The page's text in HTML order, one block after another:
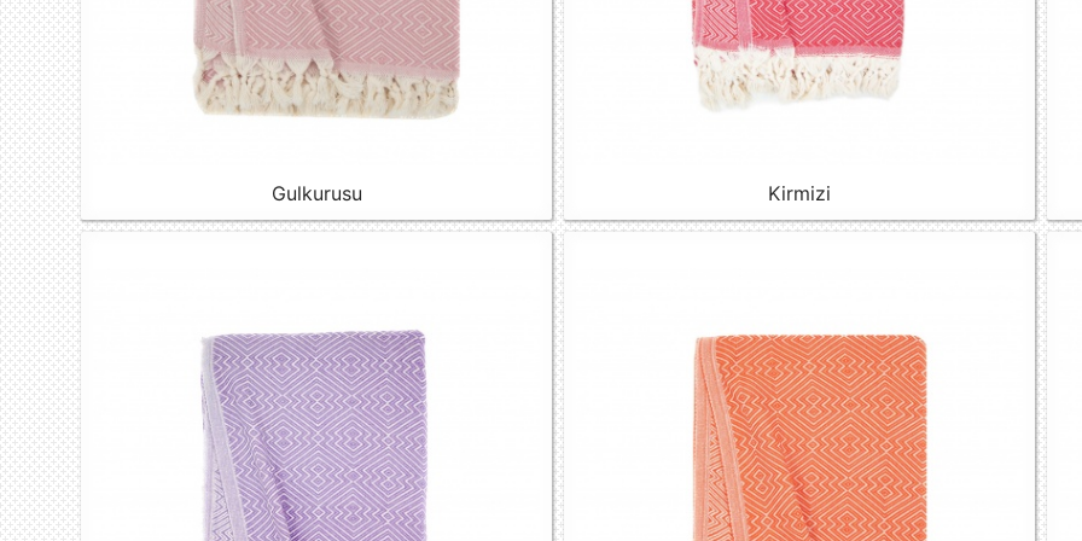
Gulkurusu Kirmizi